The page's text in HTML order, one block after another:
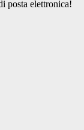
posta elettronica!